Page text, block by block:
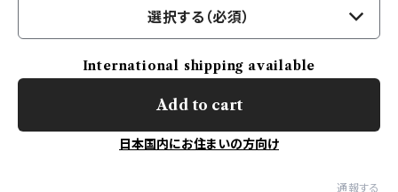
選択する（必須）
International shipping available
Add to cart
日本国内にお住まいの方向け
通報する